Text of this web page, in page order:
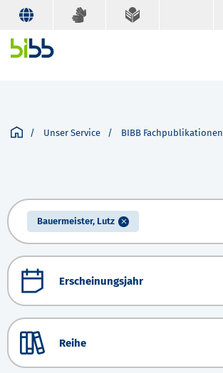
Unser Service BIBB Fachpublikationen
Bauermeister, Lutz
Erscheinungsjahr
Reihe